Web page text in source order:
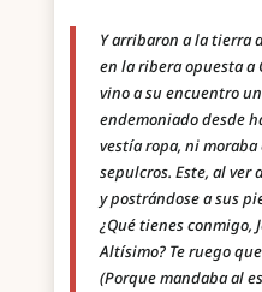
Y arribaron a la tierra
en la ribera opuesta a
vino a su encuentro
endemoniado desde
vestía ropa, ni moraba
sepulcros. Este, al ver
y postrándose a sus
¿Qué tienes conmigo,
Altísimo? Te ruego
(Porque mandaba al